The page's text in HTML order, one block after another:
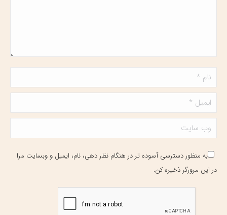
نام *
ایمیل *
وب سایت
به منظور دسترسی آسوده تر در هنگام نظر دهی، نام، ایمیل و وبسایت مرا
در این مرورگر ذخیره کن.